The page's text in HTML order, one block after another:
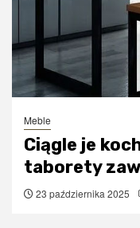
Meble
Ciągle je
taborety
23 października 2025